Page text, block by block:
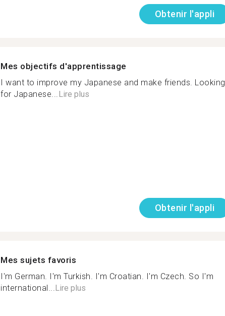
Obtenir l'appli
Mes objectifs d'apprentissage
I want to improve my Japanese and make friends. Looking
for Japanese...Lire plus
Obtenir l'appli
Mes sujets favoris
I'm German. I'm Turkish. I'm Croatian. I'm Czech. So I'm
international...Lire plus